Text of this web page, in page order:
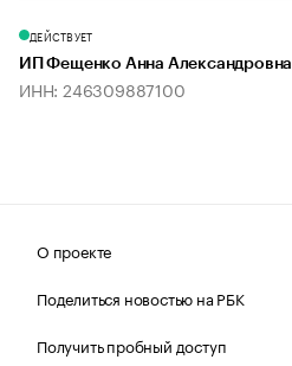
ДЕЙСТВУЕТ
ИП Фещенко Анна Александровна
ИНН: 246309887100
О проекте
Поделиться новостью на РБК
Получить пробный доступ